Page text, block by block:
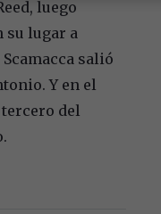
luego
su lugar a
salió
Y en el
del